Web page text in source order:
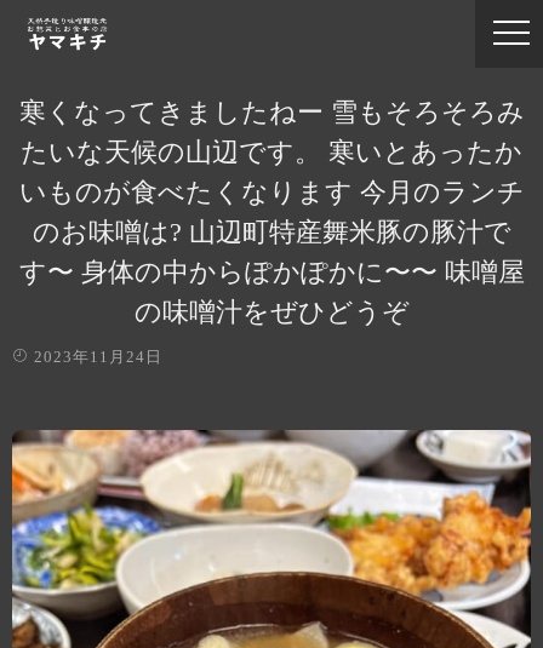
寒くなってきましたねー 雪もそろそろみ
たいな天候の山辺です。 寒いとあったか
いものが食べたくなります️ 今月のランチ
のお味噌は? 山辺町特産舞米豚の豚汁で
す〜️ 身体の中からぽかぽかに〜〜 味噌屋
の味噌汁をぜひどうぞ
2023年11月24日